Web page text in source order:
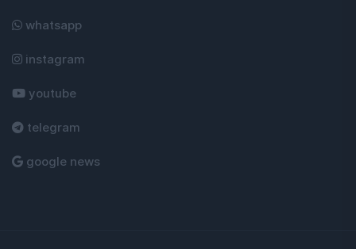
whatsapp
instagram
youtube
telegram
google news